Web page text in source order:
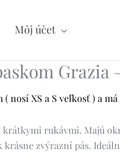
Môj účet
Grazia
( nosí XS a S veľkosť ) a
krátkymi rukávmi. Majú
krásne zvýrazní pás.